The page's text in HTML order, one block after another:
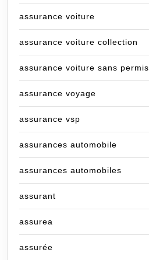
assurance voiture
assurance voiture collection
assurance voiture sans permis
assurance voyage
assurance vsp
assurances automobile
assurances automobiles
assurant
assurea
assurée